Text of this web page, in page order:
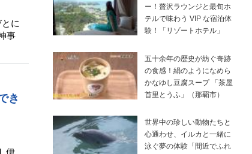
に
事
き
伊
ー！贅沢ラウンジと最旬ホ
テルで味わう VIP な宿泊体
験！「リゾートホテル」
五十余年の歴史が紡ぐ奇跡
の食感！絹のようになめら
かなゆし豆腐スープ 「茶屋
首里とうふ」（那覇市）
世界中の珍しい動物たちと
心通わせ、イルカと一緒に
泳ぐ夢の体験「間近でふれ